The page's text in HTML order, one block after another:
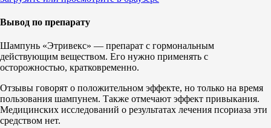
Вывод по препарату
Шампунь «Этривекс» — препарат с гормональным
действующим веществом. Его нужно применять с
осторожностью, кратковременно.
Отзывы говорят о положительном эффекте, но только на время
пользования шампунем. Также отмечают эффект привыкания.
Медицинских исследований о результатах лечения псориаза эти
средством нет.